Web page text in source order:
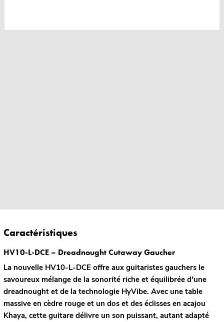
Caractéristiques
HV10-L-DCE – Dreadnought Cutaway Gaucher
La nouvelle HV10-L-DCE offre aux guitaristes gauchers le
savoureux mélange de la sonorité riche et équilibrée d'une
dreadnought et de la technologie HyVibe. Avec une table
massive en cèdre rouge et un dos et des éclisses en acajou
Khaya, cette guitare délivre un son puissant, autant adapté